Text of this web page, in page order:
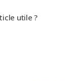
utile ?